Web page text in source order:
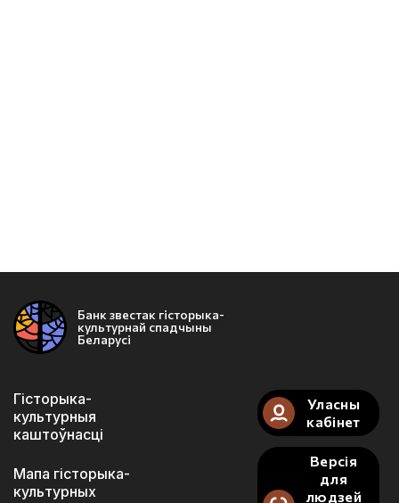
Банк звестак гісторыка-
культурнай спадчыны
Беларусі
Гісторыка-
культурныя
каштоўнасці
Мапа гісторыка-
культурных
Уласны
кабінет
Версія
для
людзей